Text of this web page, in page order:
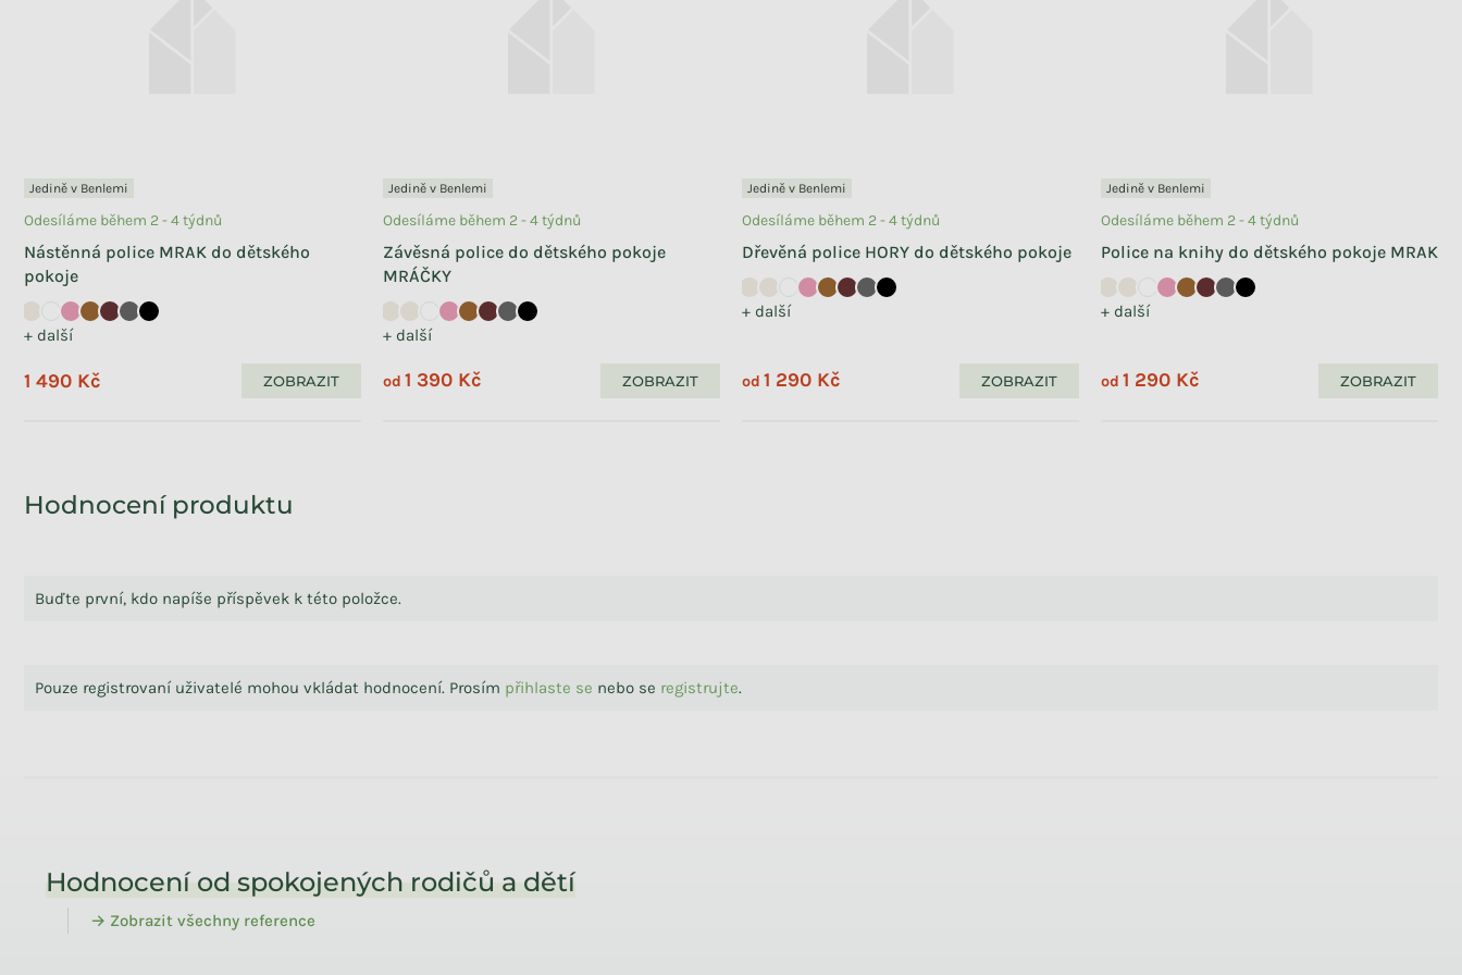
Hodnocení produktu
Buďte první, kdo napíše příspěvek k této položce.
Pouze registrovaní uživatelé mohou vkládat hodnocení. Prosím přihlaste se nebo se registrujte.
Jedině v Benlemi
Nástěnná police MRAK do dětského
pokoje
+ další
Odesíláme během 2 - 4 týdnů
1 490 Kč ZOBRAZIT
Jedině v Benlemi
Závěsná police do dětského pokoje
MRÁČKY
+ další
Odesíláme během 2 - 4 týdnů
od 1 390 Kč ZOBRAZIT
Jedině v Benlemi
Dřevěná police HORY do dětského pokoje
+ další
Odesíláme během 2 - 4 týdnů
od 1 290 Kč ZOBRAZIT
Jedině v Benlemi
Police na knihy do dětského pokoje MRAK
+ další
Odesíláme během 2 - 4 týdnů
od 1 290 Kč ZOBRAZIT
Hodnocení od spokojených rodičů a dětí
→ Zobrazit všechny reference